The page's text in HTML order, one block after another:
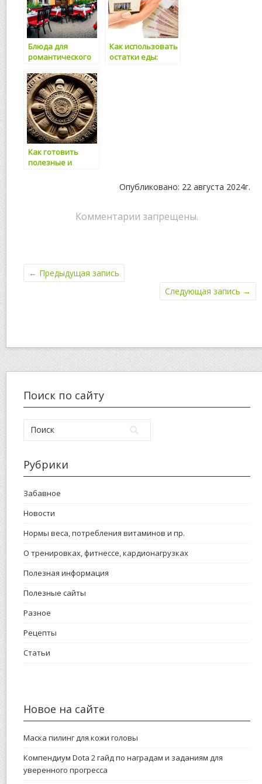
Блюда для
романтического
Как использовать
остатки еды:
Как готовить
полезные и
Опубликовано: 22 августа 2024г.
Комментарии запрещены.
← Предыдущая запись
Следующая запись →
Поиск по сайту
Рубрики
Забавное
Новости
Нормы веса, потребления витаминов и пр.
О тренировках, фитнессе, кардионагрузках
Полезная информация
Полезные сайты
Разное
Рецепты
Статьи
Новое на сайте
Маска пилинг для кожи головы
Компендиум Dota 2 гайд по наградам и заданиям для
уверенного прогресса